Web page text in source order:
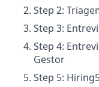
Step 2:
Step 3:
Step 4:
Gestor
Step 5: Hiring